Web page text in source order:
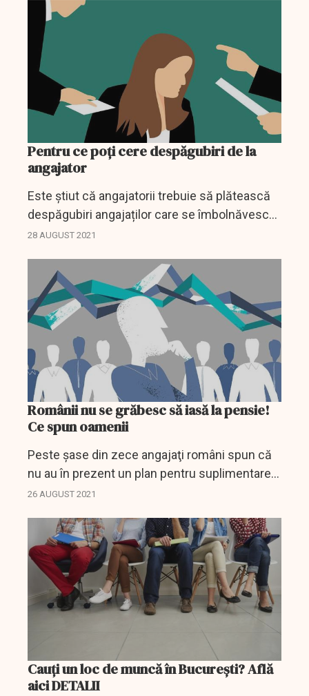
Pentru ce poți cere despăgubiri de la
angajator
Este știut că angajatorii trebuie să plătească
despăgubiri angajaților care se îmbolnăvesc
din cauza condițiilor necorespunzătoare de la
28 AUGUST 2021
Românii nu se grăbesc să iasă la pensie!
Ce spun oamenii
Peste şase din zece angajaţi români spun că
nu au în prezent un plan pentru suplimentarea
veniturilor când vor fi pensionari, cum ar fi
26 AUGUST 2021
Cauți un loc de muncă în București? Află
aici DETALII